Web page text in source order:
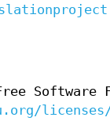
Software